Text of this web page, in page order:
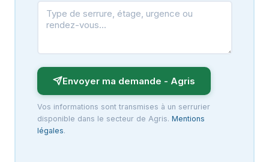
Envoyer ma demande - Agris
Vos informations sont transmises à un serrurier
disponible dans le secteur de Agris. Mentions
légales.